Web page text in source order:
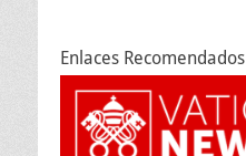
Enlaces Recomendados